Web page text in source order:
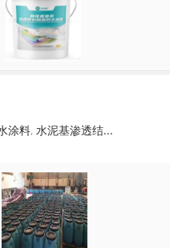
涂料,水泥基渗透结...